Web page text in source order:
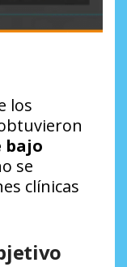
los
bajo
se
clínicas